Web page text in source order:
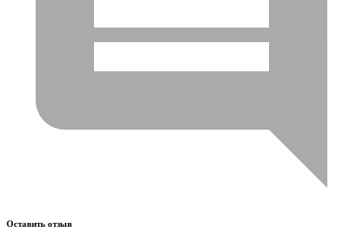
Оставить отзыв